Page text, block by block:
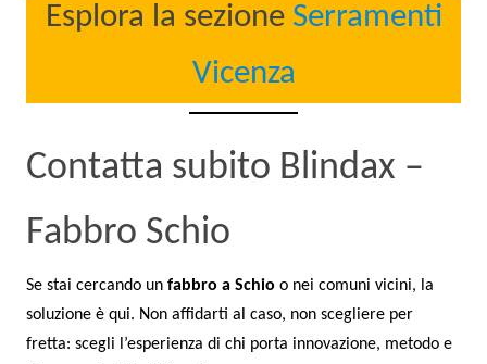
Esplora la sezione Serramenti
Vicenza
Contatta subito Blindax –
Fabbro Schio
Se stai cercando unfabbro a Schio o nei comuni vicini, la
soluzione è qui. Non affidarti al caso, non scegliere per
fretta: scegli l’esperienza di chi porta innovazione, metodo e